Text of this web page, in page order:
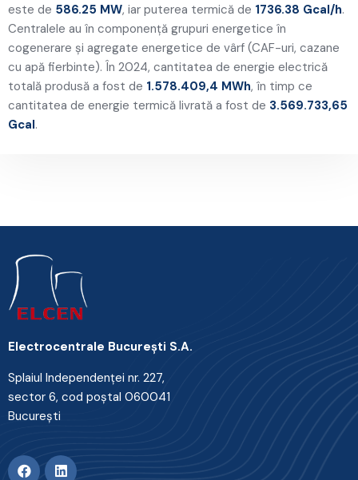
este de 586.25 MW, iar puterea termică de 1736.38 Gcal/h.
Centralele au în componenţă grupuri energetice în
cogenerare şi agregate energetice de vârf (CAF-uri, cazane
cu apă fierbinte). În 2024, cantitatea de energie electrică
totală produsă a fost de 1.578.409,4 MWh, în timp ce
cantitatea de energie termică livrată a fost de 3.569.733,65
Gcal.
Electrocentrale Bucureşti S.A.
Splaiul Independenţei nr. 227,
sector 6, cod poştal 060041
Bucureşti